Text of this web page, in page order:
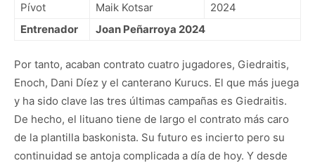
Pívot
Maik Kotsar
2024
Entrenador
Joan Peñarroya 2024
Por tanto, acaban contrato cuatro jugadores, Giedraitis,
Enoch, Dani Díez y el canterano Kurucs. El que más juega
y ha sido clave las tres últimas campañas es Giedraitis.
De hecho, el lituano tiene de largo el contrato más caro
de la plantilla baskonista. Su futuro es incierto pero su
continuidad se antoja complicada a día de hoy. Y desde